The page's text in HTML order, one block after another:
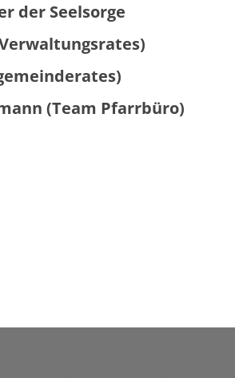
der Seelsorge
(Team Pfarrbüro)